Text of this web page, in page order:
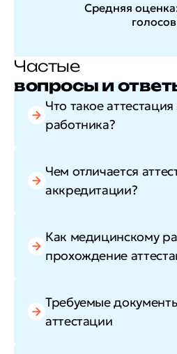
Средняя
голосов
Частые
вопросы и
Что такое
работника?
Чем отличается
аккредитации?
Как медицинскому
прохождение
Требуемые
аттестации